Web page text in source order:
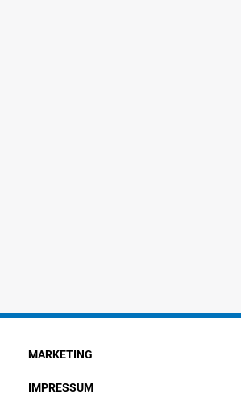
MARKETING
IMPRESSUM